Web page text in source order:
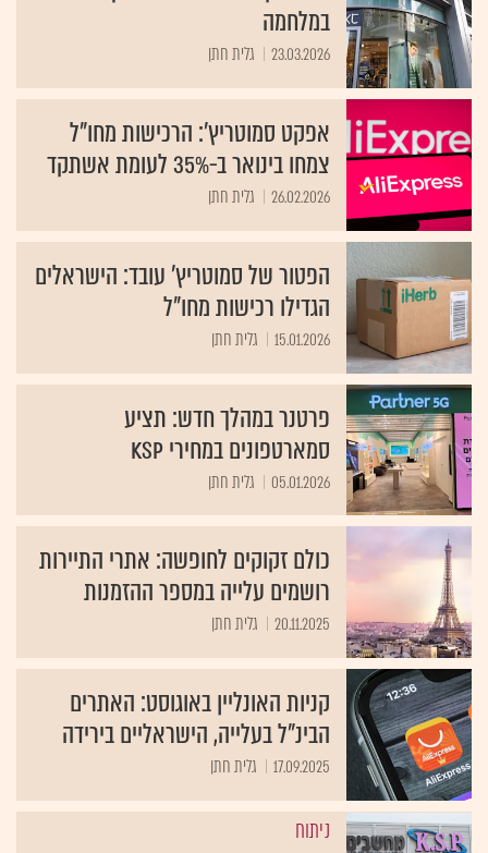
במלחמה
23.03.2026 גלית חתן
אפקט סמוטריץ': הרכישות מחו"ל
צמחו בינואר ב-35% לעומת אשתקד
26.02.2026 גלית חתן
הפטור של סמוטריץ' עובד: הישראלים
הגדילו רכישות מחו"ל
15.01.2026 גלית חתן
פרטנר במהלך חדש: תציע
סמארטפונים במחירי KSP
05.01.2026 גלית חתן
כולם זקוקים לחופשה: אתרי התיירות
רושמים עלייה במספר ההזמנות
20.11.2025 גלית חתן
קניות האונליין באוגוסט: האתרים
הבינ"ל בעלייה, הישראליים בירידה
17.09.2025 גלית חתן
ניתוח